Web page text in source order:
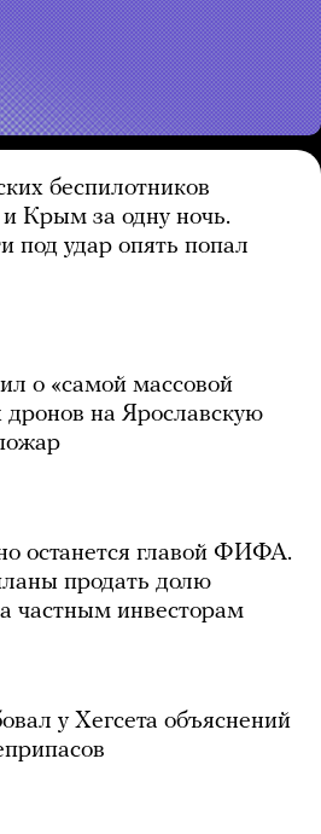
беспилотников
Крым за одну ночь.
под удар опять попал
о «самой массовой
дронов на Ярославскую
останется главой ФИФА.
продать долю
частным инвесторам
у Хегсета объяснений